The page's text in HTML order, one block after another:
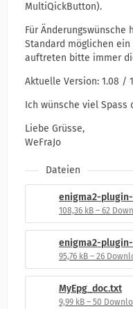
MultiQickButton).
Für Änderungswünsche
Standard möglichen
auftreten bitte immer
Aktuelle Version: 1.08 /
Ich wünsche viel Spass
Liebe Grüsse,
WeFraJo
Dateien
108,36 kB – 62
95,76 kB – 26
MyEpg_doc.txt
9,99 kB – 50